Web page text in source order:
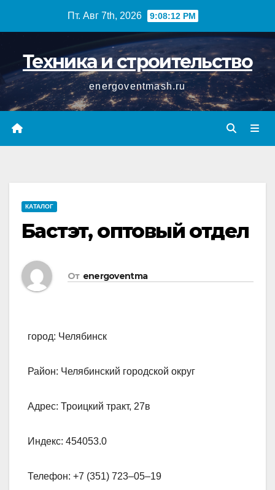
Пт. Авг 7th, 2026 9:08:13 PM
Техника и строительство
energoventmash.ru
КАТАЛОГ
Бастэт, оптовый отдел
От energoventma
город: Челябинск
Район: Челябинский городской округ
Адрес: Троицкий тракт, 27в
Индекс: 454053.0
Телефон: +7 (351) 723‒05‒19